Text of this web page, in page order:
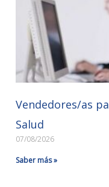
Vendedores/as
Salud
07/08/2026
Saber más »